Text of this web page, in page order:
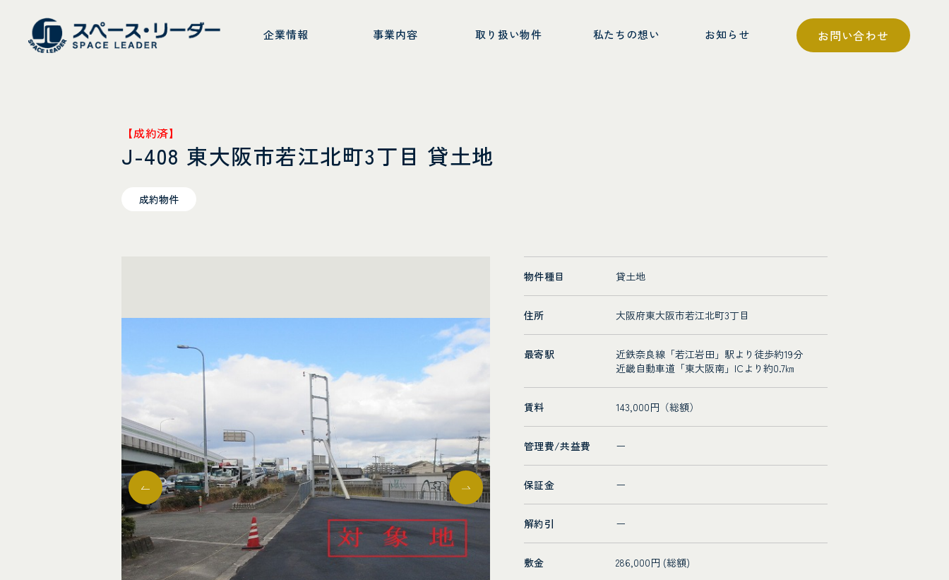
企業情報 事業内容 取り扱い物件 私たちの想い お知らせ お問い合わせ
【成約済】
J-408 東大阪市若江北町3丁目 貸土地
成約物件
物件種目 貸土地
住所 大阪府東大阪市若江北町3丁目
最寄駅
近鉄奈良線「若江岩田」駅より徒歩約19分
近畿自動車道「東大阪南」ICより約0.7㎞
賃料 143,000円（総額）
管理費/共益費 ー
保証金 ー
解約引 ー
敷金 286,000円 (総額)